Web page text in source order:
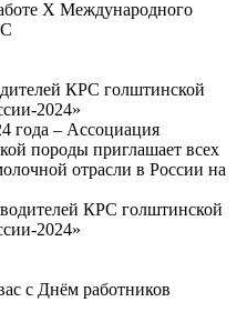
КРС голштинской
2024»
года – Ассоциация
породы приглашает всех
отрасли в России на
с Днём работников